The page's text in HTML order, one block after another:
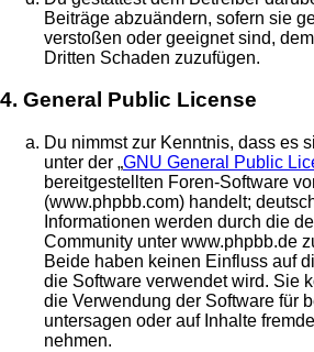
Beiträge abzuändern, sofern sie
verstoßen oder geeignet sind,
Dritten Schaden zuzufügen.
4. General Public License
Du nimmst zur Kenntnis, dass es
unter der „GNU General Public
bereitgestellten Foren-Software
(www.phpbb.com) handelt;
Informationen werden durch die
Community unter www.phpbb.de
Beide haben keinen Einfluss auf
die Software verwendet wird. Sie
die Verwendung der Software für
untersagen oder auf Inhalte
nehmen.